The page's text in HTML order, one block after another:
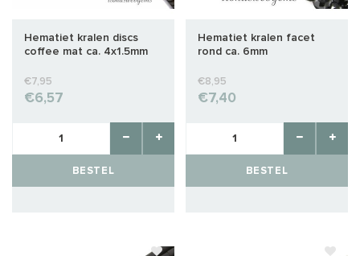
Hematiet kralen discs
coffee mat ca. 4x1.5mm
€7,95
€6,57
BESTEL
Hematiet kralen facet
rond ca. 6mm
€8,95
€7,40
BESTEL